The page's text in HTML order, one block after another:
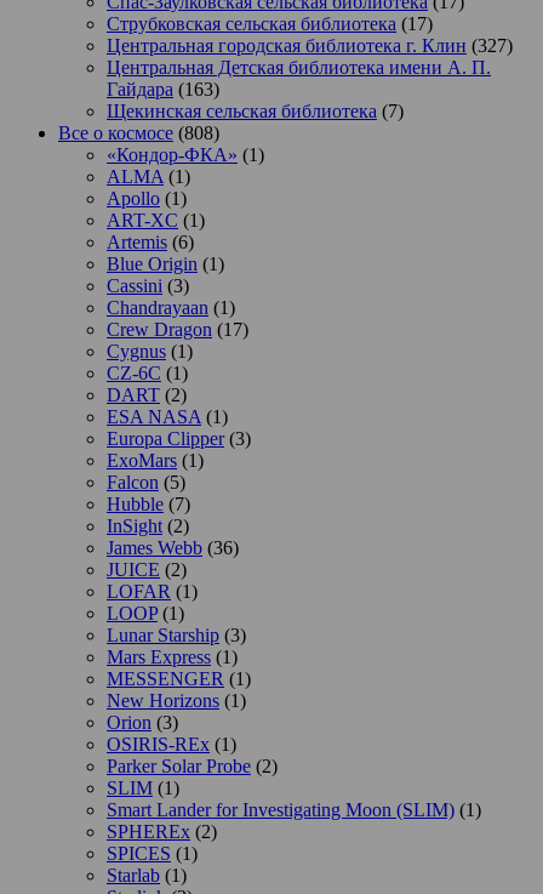
Струбковская сельская библиотека (17)
Центральная городская библиотека г. Клин (327)
Центральная Детская библиотека имени А. П.
Гайдара (163)
Щекинская сельская библиотека (7)
Все о космосе (808)
«Кондор-ФКА» (1)
ALMA (1)
Apollo (1)
ART-XC (1)
Artemis (6)
Blue Origin (1)
Cassini (3)
Chandrayaan (1)
Crew Dragon (17)
Cygnus (1)
CZ-6C (1)
DART (2)
ESA NASA (1)
Europa Clipper(3)
ExoMars (1)
Falcon (5)
Hubble (7)
InSight (2)
James Webb (36)
JUICE (2)
LOFAR (1)
LOOP(1)
Lunar Starship (3)
Mars Express (1)
MESSENGER (1)
New Horizons (1)
Orion (3)
OSIRIS-REx (1)
Parker Solar Probe (2)
SLIM (1)
Smart Lander for Investigating Moon (SLIM) (1)
SPHEREx (2)
SPICES (1)
Starlab (1)